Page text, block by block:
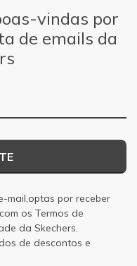
vindas por
de emails da
mail,optas por receber
os Termos de
da Skechers.
de descontos e